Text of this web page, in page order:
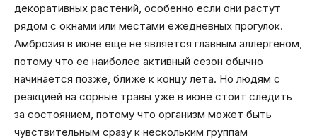
декоративных растений, особенно если они растут
рядом с окнами или местами ежедневных прогулок.
Амброзия в июне еще не является главным аллергеном,
потому что ее наиболее активный сезон обычно
начинается позже, ближе к концу лета. Но людям с
реакцией на сорные травы уже в июне стоит следить
за состоянием, потому что организм может быть
чувствительным сразу к нескольким группам